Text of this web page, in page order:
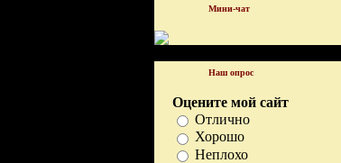
Мини-чат
Наш опрос
Оцените мой сайт
Отлично
Хорошо
Неплохо